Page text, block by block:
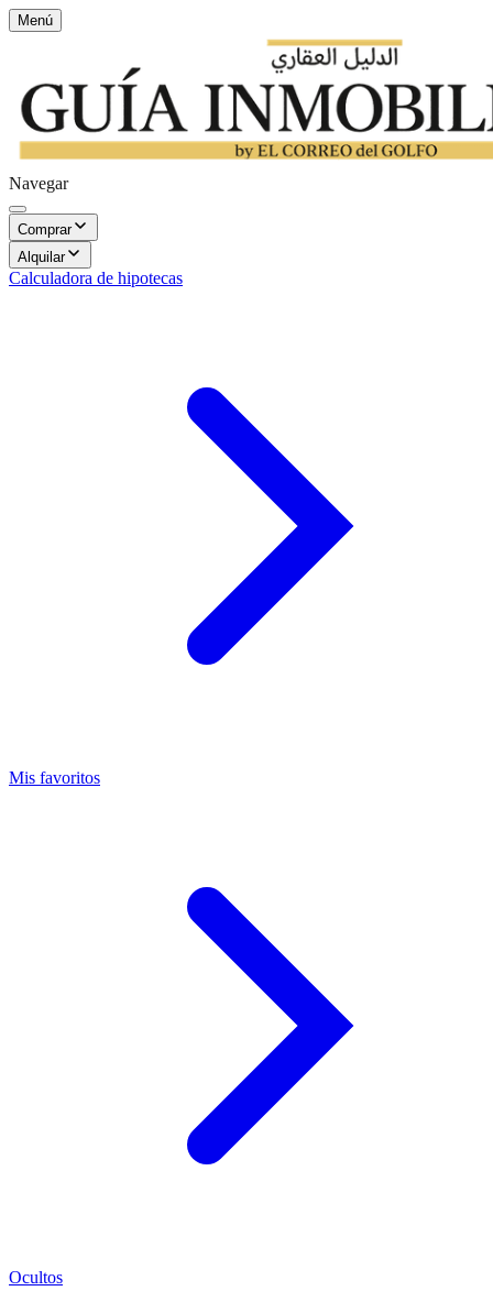
Menú
Navegar
Comprar
Alquilar
Calculadora de hipotecas
Mis favoritos
Ocultos